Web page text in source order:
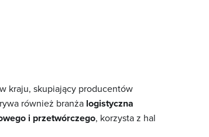
kraju, skupiający producentów
również branża logistyczna
i przetwórczego, korzysta z hal